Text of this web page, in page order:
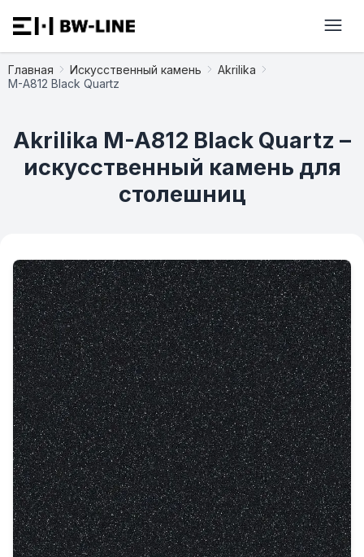
Главная Искусственный камень
Akrilika
M-A812 Black Quartz
Akrilika M-A812 Black Quartz –
искусственный камень для
столешниц